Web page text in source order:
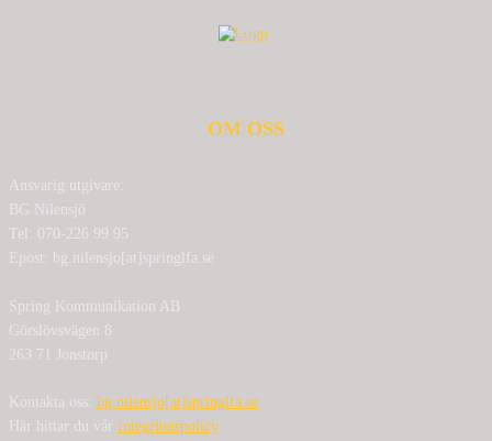
OM OSS
Ansvarig utgivare:
BG Nilensjö
Tel: 070-226 99 95
Epost: bg.nilensjo[at]springlfa.se
Spring Kommunikation AB
Görslövsvägen 8
263 71 Jonstorp
Kontakta oss: bg.nilensjo[at]springlfa.se
Här hittar du vår Integritetspolicy